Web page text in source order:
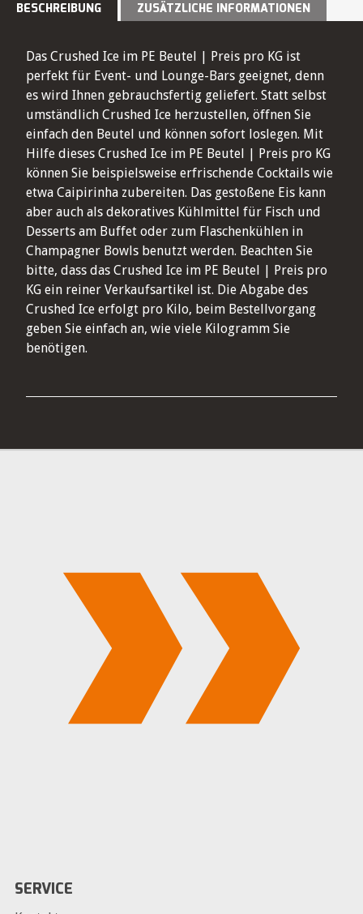
BESCHREIBUNG ZUSÄTZLICHE INFORMATIONEN
Das Crushed Ice im PE Beutel | Preis pro KG ist
perfekt für Event- und Lounge-Bars geeignet, denn
es wird Ihnen gebrauchsfertig geliefert. Statt selbst
umständlich Crushed Ice herzustellen, öffnen Sie
einfach den Beutel und können sofort loslegen. Mit
Hilfe dieses Crushed Ice im PE Beutel | Preis pro KG
können Sie beispielsweise erfrischende Cocktails wie
etwa Caipirinha zubereiten. Das gestoßene Eis kann
aber auch als dekoratives Kühlmittel für Fisch und
Desserts am Buffet oder zum Flaschenkühlen in
Champagner Bowls benutzt werden. Beachten Sie
bitte, dass das Crushed Ice im PE Beutel | Preis pro
KG ein reiner Verkaufsartikel ist. Die Abgabe des
Crushed Ice erfolgt pro Kilo, beim Bestellvorgang
geben Sie einfach an, wie viele Kilogramm Sie
benötigen.
SERVICE